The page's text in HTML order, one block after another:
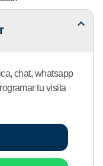
chat, whatsapp
tu visita